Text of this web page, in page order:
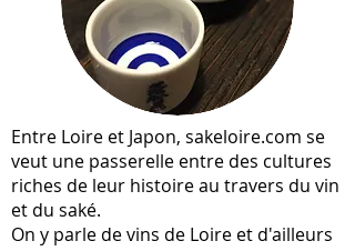
Entre Loire et Japon, sakeloire.com se
veut une passerelle entre des cultures
riches de leur histoire au travers du vin
et du saké.
On y parle de vins de Loire et d'ailleurs